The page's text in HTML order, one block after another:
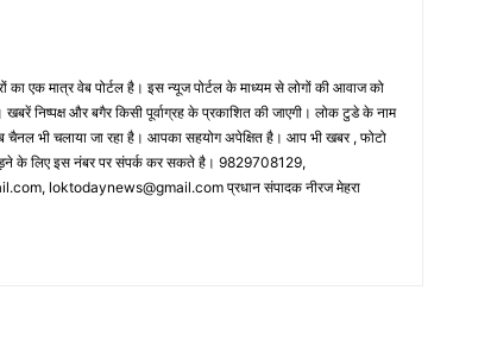
एक मात्र वेब पोर्टल है। इस न्यूज पोर्टल के माध्यम से लोगों की आवाज को
खबरें निष्पक्ष और बगैर किसी पूर्वाग्रह के प्रकाशित की जाएगी। लोक टुडे के नाम
चैनल भी चलाया जा रहा है। आपका सहयोग अपेक्षित है। आप भी खबर , फोटो
के लिए इस नंबर पर संपर्क कर सकते है। 9829708129,
loktodaynews@gmail.com प्रधान संपादक नीरज मेहरा